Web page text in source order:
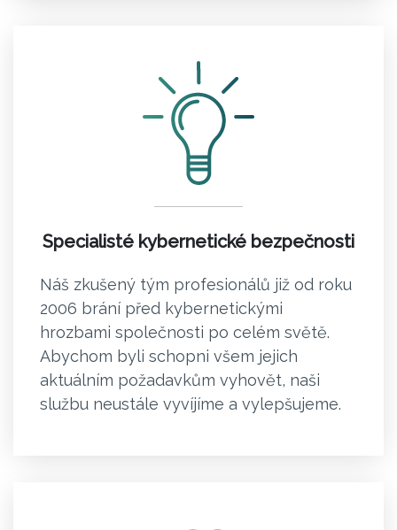
Specialisté kybernetické bezpečnosti
Náš zkušený tým profesionálů již od roku
2006 brání před kybernetickými
hrozbami společnosti po celém světě.
Abychom byli schopni všem jejich
aktuálním požadavkům vyhovět, naši
službu neustále vyvíjíme a vylepšujeme.